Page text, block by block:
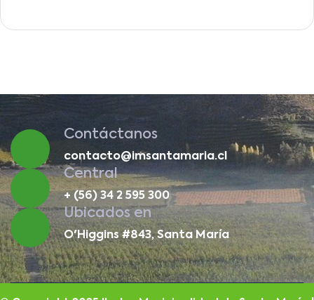
Contáctanos
contacto@imsantamaria.cl
Central
+ (56) 34 2 595 300
Ubicados en
O'Higgins #843, Santa María